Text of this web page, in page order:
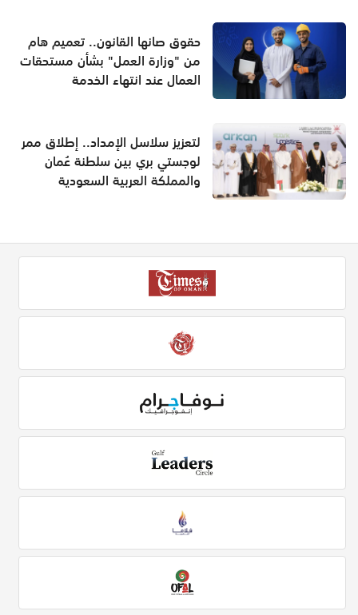
حقوق صانها القانون.. تعميم هام
من "وزارة العمل" بشأن مستحقات
العمال عند انتهاء الخدمة
لتعزيز سلاسل الإمداد.. إطلاق ممر
لوجستي بري بين سلطنة عُمان
والمملكة العربية السعودية